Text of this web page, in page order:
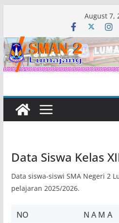
content
August 7,
Data Siswa Kelas
Data siswa-siswi SMA Negeri 2
pelajaran 2025/2026.
NO N A M A